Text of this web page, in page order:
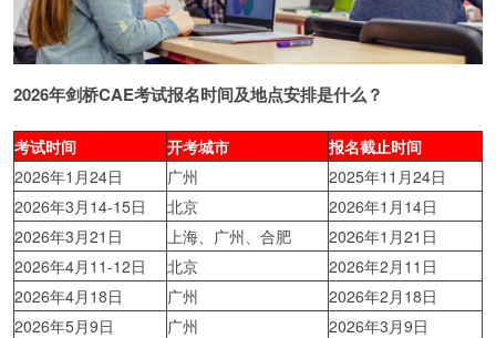
2026年剑桥CAE考试报名时间及地点安排是什么？
考试时间 开考城市
报名截止时间
2026年1月24日
广州
2025年11月24日
2026年3月14-15日
北京
2026年1月14日
2026年3月21日
上海、广州、合肥
2026年1月21日
2026年4月11-12日
北京
2026年2月11日
2026年4月18日
广州
2026年2月18日
2026年5月9日
广州
2026年3月9日